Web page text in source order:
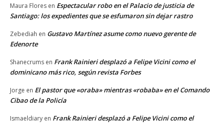
Maura Flores en Espectacular robo en el Palacio de justicia de
Santiago: los expedientes que se esfumaron sin dejar rastro
Zebediah en Gustavo Martínez asume como nuevo gerente de
Edenorte
Shanecrums en Frank Rainieri desplazó a Felipe Vicini como el
dominicano más rico, según revista Forbes
Jorge en El pastor que «oraba» mientras «robaba» en el Comando
Cibao de la Policía
Ismaeldiary en Frank Rainieri desplazó a Felipe Vicini como el